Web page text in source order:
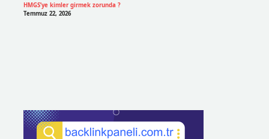
HMGS’ye kimler girmek zorunda ?
Temmuz 22, 2026